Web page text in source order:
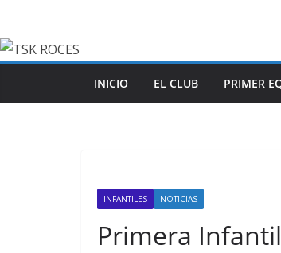
contenido
INICIO EL CLUB PRIMER
INFANTILES NOTICIAS
Primera